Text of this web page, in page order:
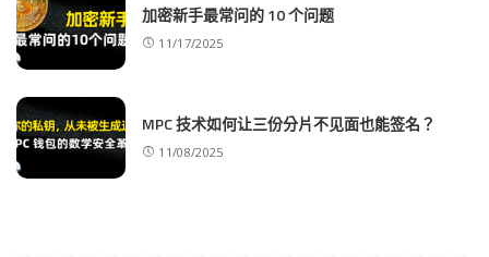
加密新手最常问的 10 个问题
11/17/2025
MPC 技术如何让三份分片不见面也能签名？
11/08/2025